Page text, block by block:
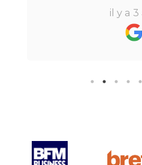
réactive, elle a
toutes mes
24h par
il y a